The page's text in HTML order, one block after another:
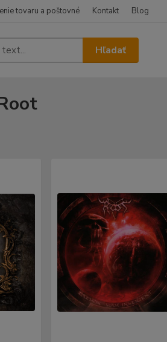
tovaru a poštovné Kontakt Blog
Hľadať